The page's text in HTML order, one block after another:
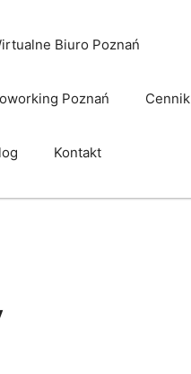
Biuro Poznań
Poznań Cennik
Kontakt